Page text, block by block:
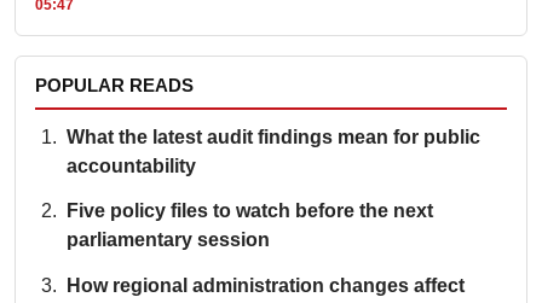
05:47
POPULAR READS
What the latest audit findings mean for public
accountability
Five policy files to watch before the next
parliamentary session
How regional administration changes affect